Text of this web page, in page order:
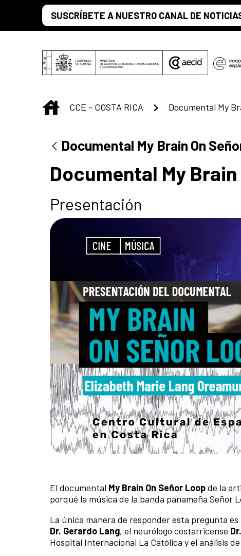
Saltar al contenido principal
SUSCRÍBETE A NUESTRO CANAL DE
INICIO
CCE - COSTA RICA Documental My
Documental My Brain On
Documental My
Presentación
El documental My Brain On Señor Loopde la
porqué la música de la banda panameña Señor
La única manera de responder esta pregunta
Dr. Gerardo Lang, el neurólogo costarricense
Hospital Internacional La Católica y el análisis